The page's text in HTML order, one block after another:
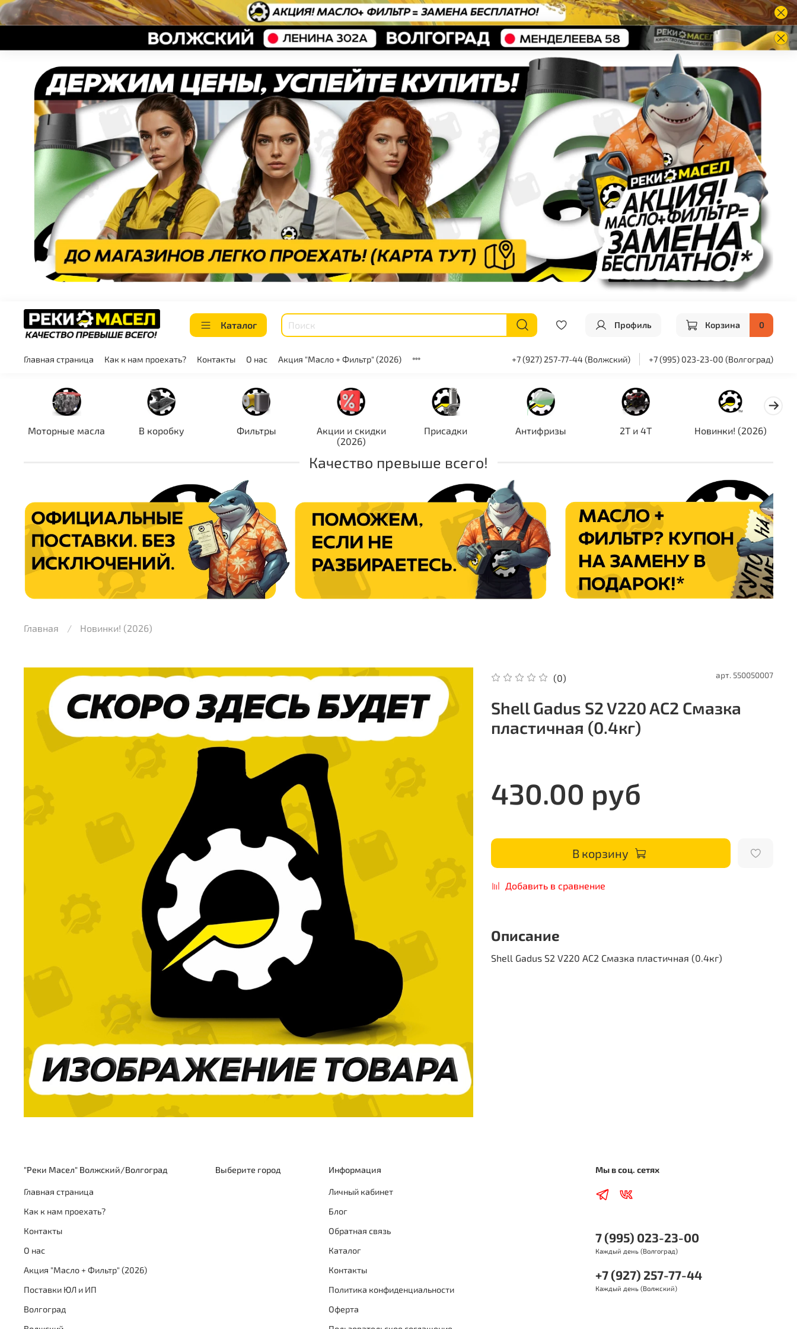
Каталог Профиль Корзина 0
Главная страница Как к нам проехать? Контакты О нас Акция "Масло + Фильтр" (2026) +7 (927) 257-77-44 (Волжский) +7 (995) 023-23-00 (Волгоград)
Моторные масла В коробку Фильтры
Акции и скидки
(2026)
Присадки Антифризы 2T и 4T Новинки! (2026)
Качество превыше всего!
Главная Новинки! (2026)
(0) арт. 550050007
Shell Gadus S2 V220 AC2 Смазка
пластичная (0.4кг)
430.00 руб
В корзину
Добавить в сравнение
Описание
Shell Gadus S2 V220 AC2 Смазка пластичная (0.4кг)
"Реки Масел" Волжский/Волгоград
Главная страница
Как к нам проехать?
Контакты
О нас
Акция "Масло + Фильтр" (2026)
Поставки ЮЛ и ИП
Волгоград
Выберите город Информация
Личный кабинет
Блог
Обратная связь
Каталог
Контакты
Политика конфиденциальности
Оферта
Мы в соц. сетях
7 (995) 023-23-00
Каждый день (Волгоград)
+7 (927) 257-77-44
Каждый день (Волжский)